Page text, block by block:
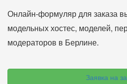
Онлайн-формуляр для заказа
модельных хостес, моделей,
модераторов в Берлине.
Заявка на